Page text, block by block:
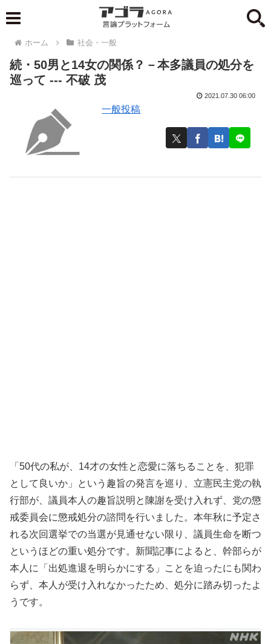
ホーム 社会・一般
続・50男と14女の関係？－本多議員の処分を
巡って --- 不破 茂
一般投稿
2021.07.30 06:00
「50代の私が、14才の女性と恋愛に落ちることを、犯罪
として良いか」という趣旨の発言を巡り、立憲民主党の執
行部が、議員本人の趣旨説明と陳謝を受け入れず、党の懲
戒委員会に懲戒処分の諮問を行いました。本年秋に予定さ
れる次回選挙での当選が見通せない限り、議員生命を断つ
というほどの重い処分です。新聞記事によると、幹部らが
本人に「出処進退を明らかにする」ことを迫ったにも関わ
らず、本人が受け入れなかったため、処分に踏み切ったよ
うです。